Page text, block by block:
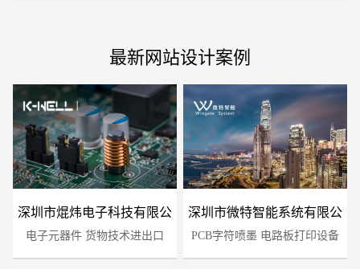
最新网站设计案例
深圳市焜炜电子科技有限公
司
电子元器件 货物技术进出口
深圳市微特智能系统有限公
司
PCB字符喷墨 电路板打印设备